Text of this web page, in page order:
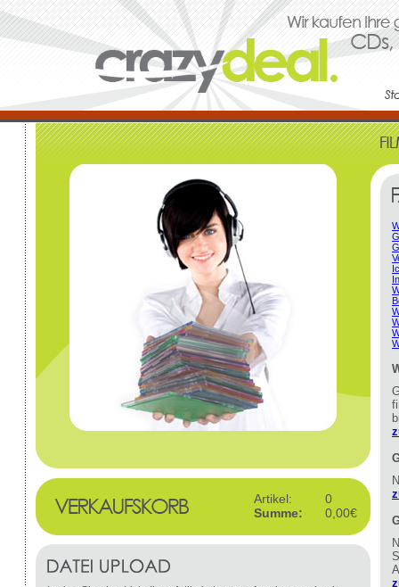
Artikel:
0
Summe:
0,00€